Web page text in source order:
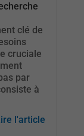
clé de
cruciale
par
à
l'article